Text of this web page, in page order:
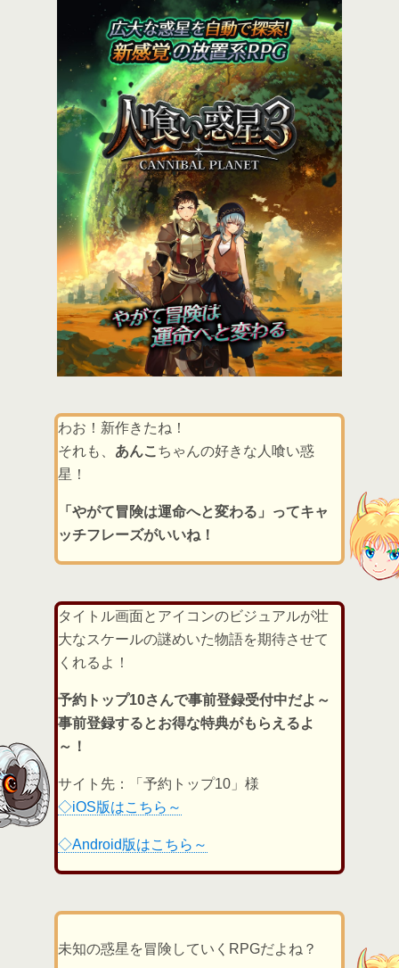
わお！新作きたね！
それも、 あんこ ちゃんの好きな人喰い惑
星！
「やがて冒険は運命へと変わる」ってキャ
ッチフレーズがいいね！
タイトル画面とアイコンのビジュアルが壮
大なスケールの謎めいた物語を期待させて
くれるよ！
予約トップ10さんで事前登録受付中だよ～
事前登録するとお得な特典がもらえるよ
～！
サイト先：「予約トップ10」様
◇iOS版はこちら～
◇Android版はこちら～
未知の惑星を冒険していくRPGだよね？